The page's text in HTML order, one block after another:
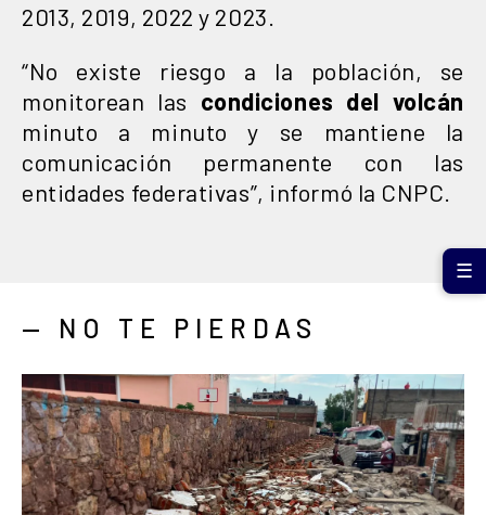
2013, 2019, 2022 y 2023.
“No existe riesgo a la población, se
monitorean las condiciones del volcán
minuto a minuto y se mantiene la
comunicación permanente con las
entidades federativas”, informó la CNPC.
— NO TE PIERDAS
☰